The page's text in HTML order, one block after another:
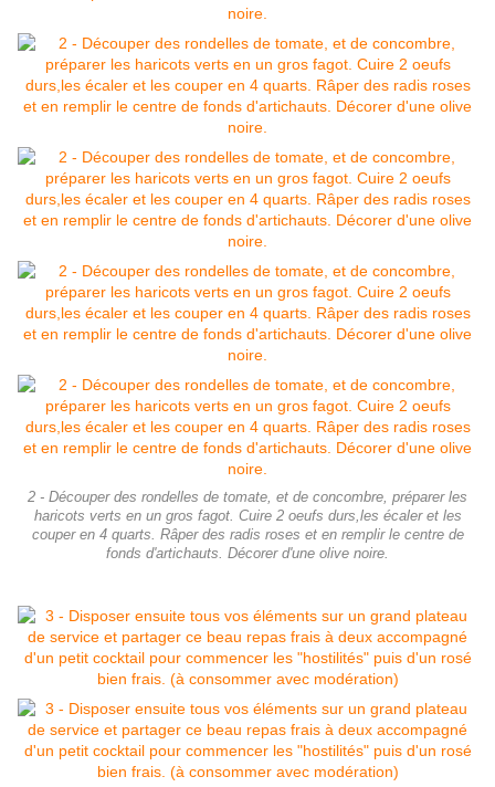
2 - Découper des rondelles de tomate, et de concombre, préparer les
haricots verts en un gros fagot. Cuire 2 oeufs durs,les écaler et les
couper en 4 quarts. Râper des radis roses et en remplir le centre de
fonds d'artichauts. Décorer d'une olive noire.